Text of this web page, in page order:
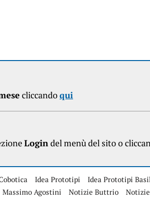
cliccandoqui
Logindel menù del sito o
Idea Prototipi
Idea Prototipi
Massimo Agostini Notizie Buttrio